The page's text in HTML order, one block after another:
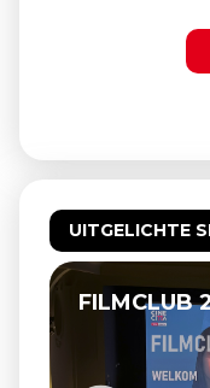
UITGELICHTE
FILMCLUB